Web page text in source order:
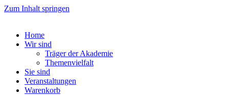
Zum Inhalt springen
Home
Wir sind
Träger der Akademie
Themenvielfalt
Sie sind
Veranstaltungen
Warenkorb